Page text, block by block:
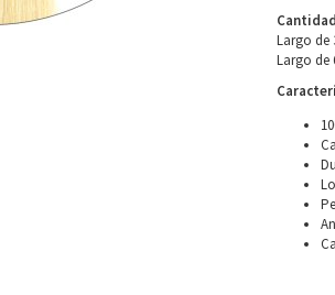
Largo de
Largo de